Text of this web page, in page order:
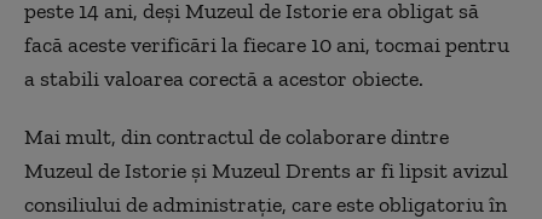
peste 14 ani, deși Muzeul de Istorie era obligat să
facă aceste verificări la fiecare 10 ani, tocmai pentru
a stabili valoarea corectă a acestor obiecte.
Mai mult, din contractul de colaborare dintre
Muzeul de Istorie și Muzeul Drents ar fi lipsit avizul
consiliului de administrație, care este obligatoriu în